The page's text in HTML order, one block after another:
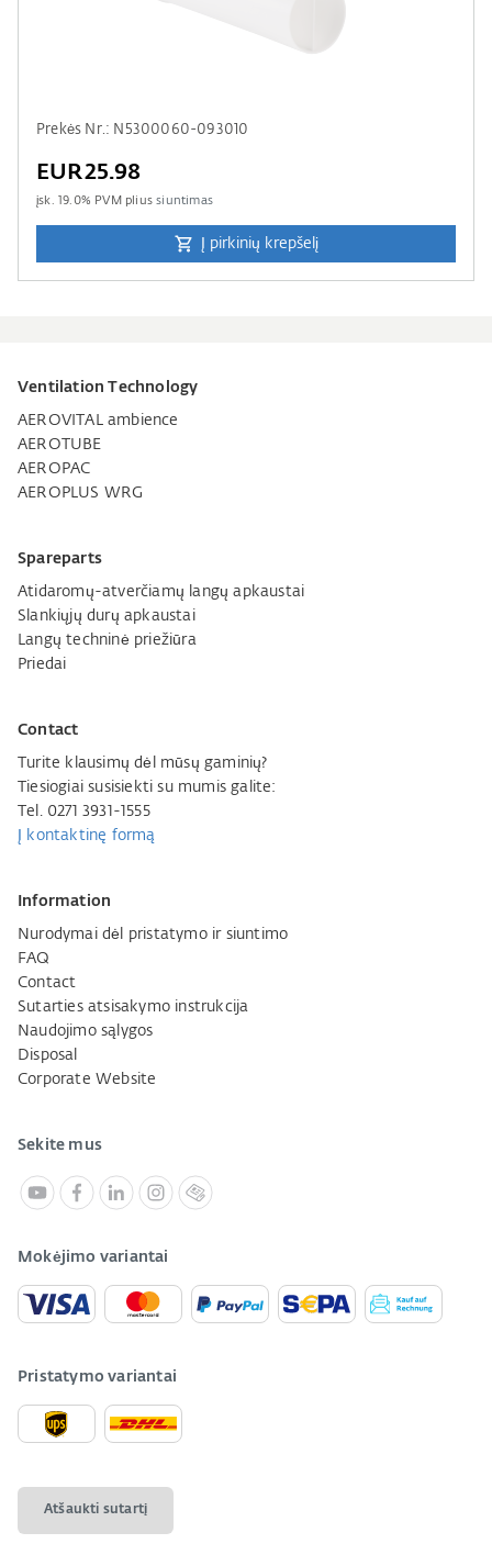
Prekės Nr.: N5300060-093010
EUR25.98
įsk. 19.0% PVM pliussiuntimas
Į pirkinių krepšelį
Ventilation Technology
AEROVITAL ambience
AEROTUBE
AEROPAC
AEROPLUS WRG
Spareparts
Atidaromų-atverčiamų langų apkaustai
Slankiųjų durų apkaustai
Langų techninė priežiūra
Priedai
Contact
Turite klausimų dėl mūsų gaminių?
Tiesiogiai susisiekti su mumis galite:
Tel. 0271 3931-1555
Į kontaktinę formą
Information
Nurodymai dėl pristatymo ir siuntimo
FAQ
Contact
Sutarties atsisakymo instrukcija
Naudojimo sąlygos
Disposal
Corporate Website
Sekite mus
Mokėjimo variantai
Pristatymo variantai
Atšaukti sutartį